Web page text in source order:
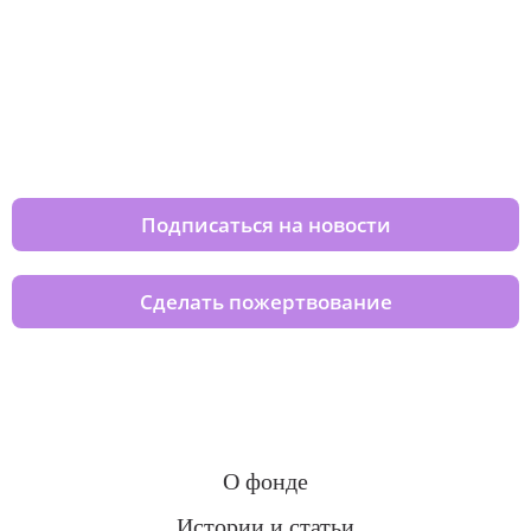
Подписаться на новости
Сделать пожертвование
О фонде